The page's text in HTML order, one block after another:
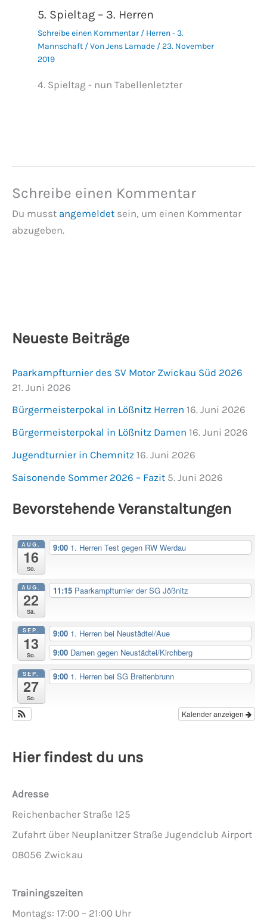
5. Spieltag – 3. Herren
Schreibe einen Kommentar / Herren - 3.
Mannschaft/ VonJens Lamade /23. November
2019
4. Spieltag - nun Tabellenletzter
Schreibe einen Kommentar
Du musst angemeldet sein, um einen Kommentar
abzugeben.
Neueste Beiträge
Paarkampfturnier des SV Motor Zwickau Süd 2026
21. Juni 2026
Bürgermeisterpokal in Lößnitz Herren 16. Juni 2026
Bürgermeisterpokal in Lößnitz Damen 16. Juni 2026
Jugendturnier in Chemnitz 16. Juni 2026
Saisonende Sommer 2026 – Fazit 5. Juni 2026
Bevorstehende Veranstaltungen
AUG.
16
So.
9:00 1. Herren Test gegen RW Werdau
AUG.
22
Sa.
11:15 Paarkampfturnier der SG Jößnitz
SEP.
13
So.
9:00 1. Herren bei Neustädtel/Aue
9:00 Damen gegen Neustädtel/Kirchberg
SEP.
27
So.
9:00 1. Herren bei SG Breitenbrunn
Kalender anzeigen
Hier findest du uns
Adresse
Reichenbacher Straße 125
Zufahrt über Neuplanitzer Straße Jugendclub Airport
08056 Zwickau
Trainingszeiten
Montags: 17:00 – 21:00 Uhr